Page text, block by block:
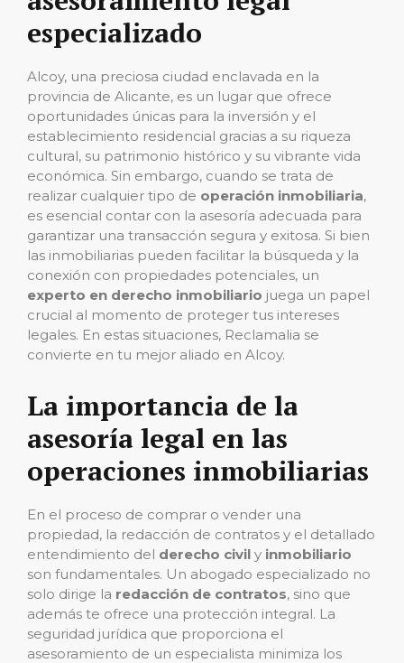
especializado
Alcoy, una preciosa ciudad enclavada en la
provincia de Alicante, es un lugar que ofrece
oportunidades únicas para la inversión y el
establecimiento residencial gracias a su riqueza
cultural, su patrimonio histórico y su vibrante vida
económica. Sin embargo, cuando se trata de
realizar cualquier tipo de operación inmobiliaria,
es esencial contar con la asesoría adecuada para
garantizar una transacción segura y exitosa. Si bien
las inmobiliarias pueden facilitar la búsqueda y la
conexión con propiedades potenciales, un
experto en derecho inmobiliario juega un papel
crucial al momento de proteger tus intereses
legales. En estas situaciones, Reclamalia se
convierte en tu mejor aliado en Alcoy.
La importancia de la
asesoría legal en las
operaciones inmobiliarias
En el proceso de comprar o vender una
propiedad, la redacción de contratos y el detallado
entendimiento del derecho civil y inmobiliario
son fundamentales. Un abogado especializado no
solo dirige la redacción de contratos, sino que
además te ofrece una protección integral. La
seguridad jurídica que proporciona el
asesoramiento de un especialista minimiza los